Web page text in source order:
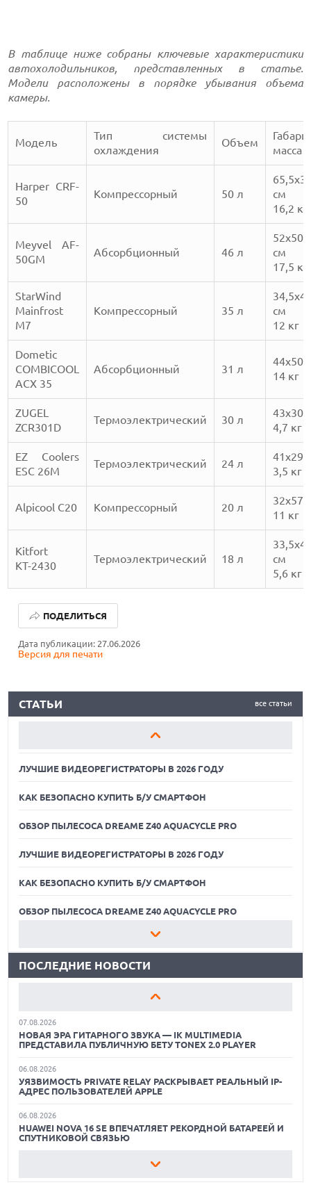
В таблице ниже собраны ключевые характеристики
автохолодильников, представленных в статье.
Модели расположены в порядке убывания объема
камеры.
Модель
Тип системы
охлаждения
Объем
масса
Harper CRF-
50
Компрессорный 50 л
см
16,2 кг
Meyvel AF-
50GM
Абсорбционный 46 л
см
17,5 кг
StarWind
Mainfrost
M7
Компрессорный 35 л
см
12 кг
Dometic
COMBICOOL
ACX 35
Абсорбционный 31 л
14 кг
ZUGEL
ZCR301D
Термоэлектрический 30 л
4,7 кг
EZ Coolers
ESC 26М
Термоэлектрический 24 л
3,5 кг
Alpicool С20 Компрессорный 20 л
11 кг
Kitfort
КТ-2430
Термоэлектрический 18 л
см
5,6 кг
Дата публикации: 27.06.2026
Версия для печати
ПОДЕЛИТЬСЯ
все статьи
СТАТЬИ
КАК БЕЗОПАСНО КУПИТЬ Б/У СМАРТФОН
ОБЗОР ПЫЛЕСОСА DREAME Z40 AQUACYCLE PRO
КАК БЕЗОПАСНО КУПИТЬ Б/У СМАРТФОН
ОБЗОР ПЫЛЕСОСА DREAME Z40 AQUACYCLE PRO
ЛУЧШИЕ ВИДЕОРЕГИСТРАТОРЫ В 2026 ГОДУ
КАК БЕЗОПАСНО КУПИТЬ Б/У СМАРТФОН
ОБЗОР ПЫЛЕСОСА DREAME Z40 AQUACYCLE PRO
ЛУЧШИЕ ВИДЕОРЕГИСТРАТОРЫ В 2026 ГОДУ
КАК БЕЗОПАСНО КУПИТЬ Б/У СМАРТФОН
ОБЗОР ПЫЛЕСОСА DREAME Z40 AQUACYCLE PRO
ЛУЧШИЕ ВИДЕОРЕГИСТРАТОРЫ В 2026 ГОДУ
КАК БЕЗОПАСНО КУПИТЬ Б/У СМАРТФОН
ОБЗОР ПЫЛЕСОСА DREAME Z40 AQUACYCLE PRO
ЛУЧШИЕ ВИДЕОРЕГИСТРАТОРЫ В 2026 ГОДУ
ОБЗОР ПЫЛЕСОСА DREAME Z40 AQUACYCLE PRO
ПОСЛЕДНИЕ НОВОСТИ
06.08.2026
ОПЕРАТОРОМ ИНДУСТРИИ РОБОТАКСИ
ТОЛЩИНОЙ 4,7 ММ И 12" OLED МАТРИЦЕЙ
07.08.2026
НОВАЯ ЭРА ГИТАРНОГО ЗВУКА — IK MULTIMEDIA
ПРЕДСТАВИЛА ПУБЛИЧНУЮ БЕТУ TONEX 2.0 PLAYER
06.08.2026
УЯЗВИМОСТЬ PRIVATE RELAY РАСКРЫВАЕТ РЕАЛЬНЫЙ IP-
АДРЕС ПОЛЬЗОВАТЕЛЕЙ APPLE
06.08.2026
HUAWEI NOVA 16 SE ВПЕЧАТЛЯЕТ РЕКОРДНОЙ БАТАРЕЕЙ И
СПУТНИКОВОЙ СВЯЗЬЮ